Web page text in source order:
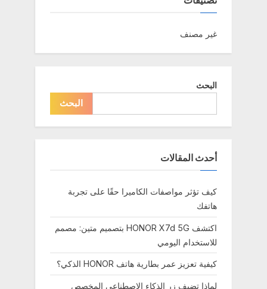
غير مصنف
البحث
البحث
أحدث المقالات
كيف تؤثر مواصفات الكاميرا حقًا على تجربة
هاتفك
اكتشف HONOR X7d 5G بتصميم متين: مصمم
للاستخدام اليومي
كيفية تعزيز عمر بطارية هاتف HONOR الذكي؟
لماذا تضيف زر الذكاء الاصطناعي المخصص